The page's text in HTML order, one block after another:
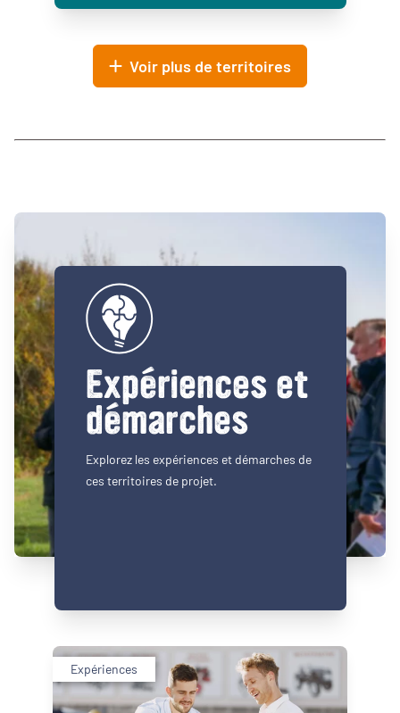
Voir plus de territoires
Expériences et
démarches
Explorez les expériences et démarches de
ces territoires de projet.
Expériences